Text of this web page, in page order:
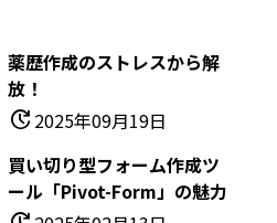
薬歴作成のストレスから解
放！
update2025年09月19日
買い切り型フォーム作成ツ
ール「Pivot-Form」の魅力